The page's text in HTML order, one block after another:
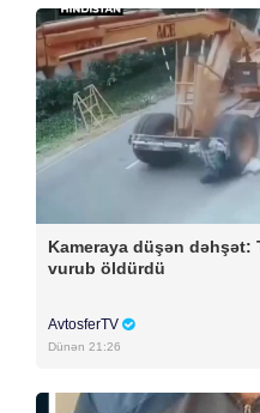
Kameraya düşən dəhşət:
vurub öldürdü
AvtosferTV
Dünən 21:26